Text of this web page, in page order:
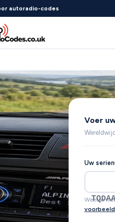
autoradio-codes
Voer
Uw
Weet je